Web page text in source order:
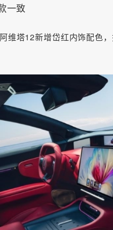
一致
维塔12新增岱红内饰配色